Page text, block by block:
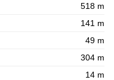
518 m
141 m
49 m
304 m
14 m